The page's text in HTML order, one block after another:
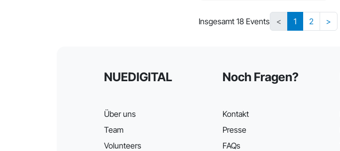
Insgesamt 18 Events < 1 2 >
NUEDIGITAL
Über uns
Team
Volunteers
Noch Fragen?
Kontakt
Presse
FAQs